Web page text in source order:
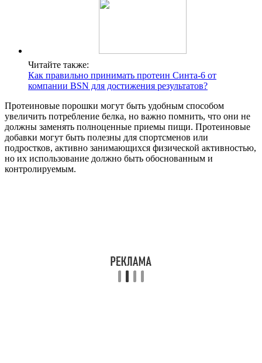
Читайте также:
Как правильно принимать протеин Синта-6 от
компании BSN для достижения результатов?
Протеиновые порошки могут быть удобным способом
увеличить потребление белка, но важно помнить, что они не
должны заменять полноценные приемы пищи. Протеиновые
добавки могут быть полезны для спортсменов или
подростков, активно занимающихся физической активностью,
но их использование должно быть обоснованным и
контролируемым.